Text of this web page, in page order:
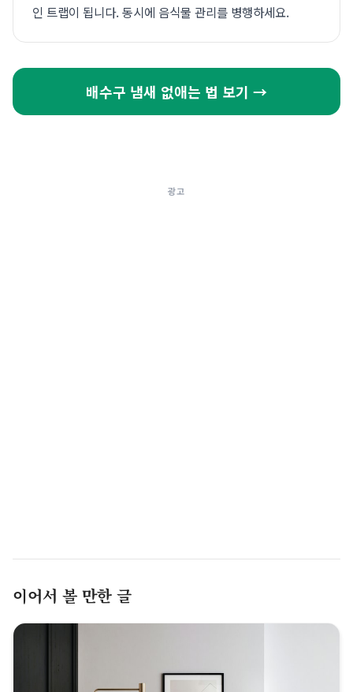
인 트랩이 됩니다. 동시에 음식물 관리를 병행하세요.
배수구 냄새 없애는 법 보기 →
광고
이어서 볼 만한 글